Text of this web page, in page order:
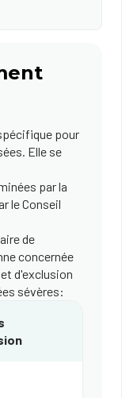
pour
Elle se
par la
le Conseil
de
concernée
d'exclusion
sévères: